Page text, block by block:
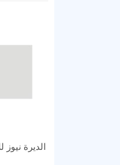
الديرة نيوز